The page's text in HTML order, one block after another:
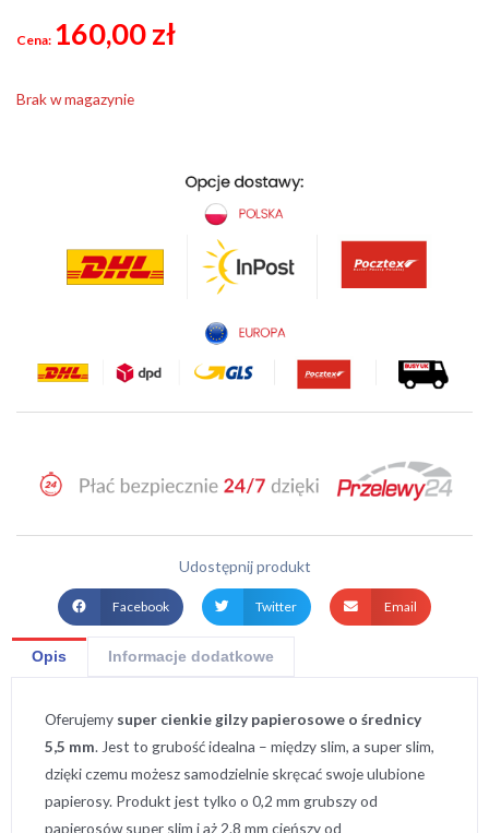
160,00zł
Brak w magazynie
Udostępnij produkt
Facebook Twitter Email
Opis Informacje dodatkowe
Oferujemy super cienkie gilzy papierosowe o średnicy
5,5 mm. Jest to grubość idealna – między slim, a super slim,
dzięki czemu możesz samodzielnie skręcać swoje ulubione
papierosy. Produkt jest tylko o 0,2 mm grubszy od
papierosów super slim i aż 2.8 mm cieńszy od